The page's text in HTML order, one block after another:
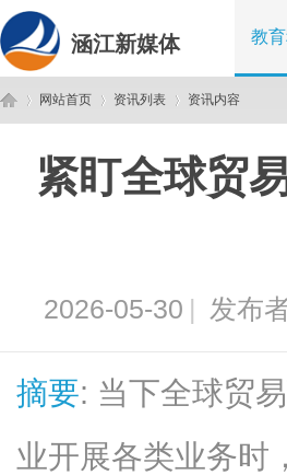
涵江新媒体 教
网站首页
›
资讯列表
›
资讯内容
紧盯全球贸
2026-05-30 | 发布
摘要: 当下全球贸
业开展各类业务时